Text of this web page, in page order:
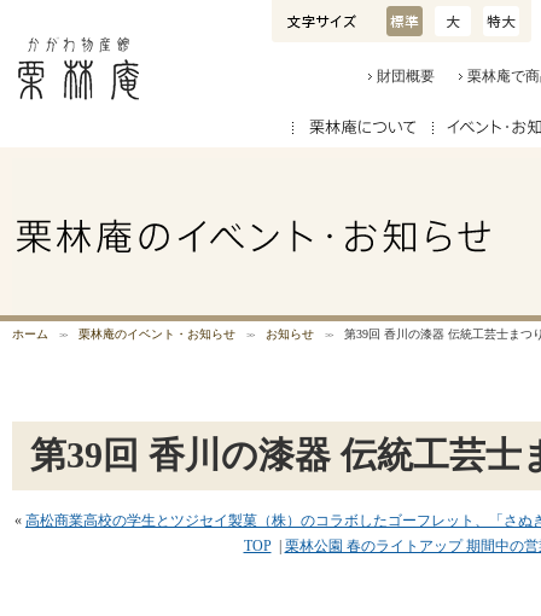
財団概要 栗林庵で
ホーム 栗林庵のイベント・お知らせ お知らせ 第39回 香川の漆器 伝統工芸士まつ
第39回 香川の漆器 伝統工芸士
« 高松商業高校の学生とツジセイ製菓（株）のコラボしたゴーフレット、「さぬ
TOP| 栗林公園 春のライトアップ 期間中の